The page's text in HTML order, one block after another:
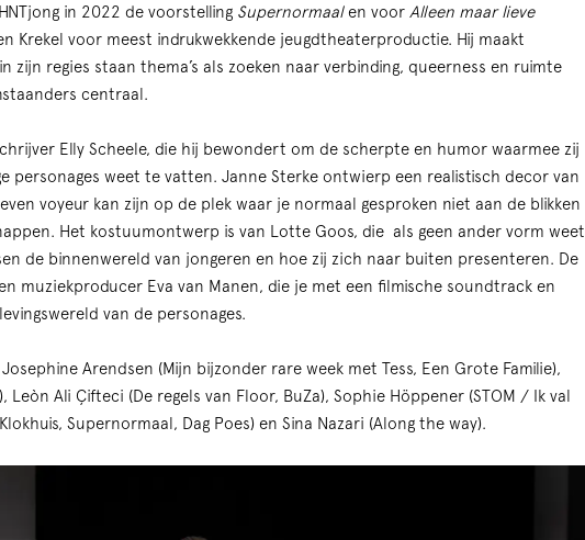
in 2022 de voorstelling Supernormaalen voor Alleen maar lieve
Krekel voor meest indrukwekkende jeugdtheaterproductie. Hij maakt
zijn regies staan thema’s als zoeken naar verbinding, queerness en ruimte
centraal.
Elly Scheele, die hij bewondert om de scherpte en humor waarmee zij
personages weet te vatten. Janne Sterke ontwierp een realistisch decor van
voyeur kan zijn op de plek waar je normaal gesproken niet aan de blikken
Het kostuumontwerp is van Lotte Goos, die als geen ander vorm weet
de binnenwereld van jongeren en hoe zij zich naar buiten presenteren. De
muziekproducer Eva van Manen, die je met een filmische soundtrack en
van de personages.
Arendsen (Mijn bijzonder rare week met Tess, Een Grote Familie),
Leòn Ali Çifteci (De regels van Floor, BuZa), Sophie Höppener (STOM / Ik val
Supernormaal, Dag Poes) en Sina Nazari (Along the way).